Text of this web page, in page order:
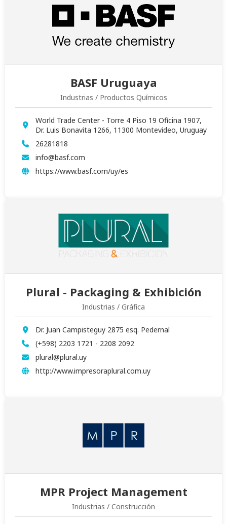
BASF Uruguaya
Industrias / Productos Químicos
World Trade Center - Torre 4 Piso 19 Oficina 1907,
Dr. Luis Bonavita 1266, 11300 Montevideo, Uruguay
26281818
info@basf.com
https://www.basf.com/uy/es
Plural - Packaging & Exhibición
Industrias / Gráfica
Dr. Juan Campisteguy 2875 esq. Pedernal
(+598) 2203 1721 - 2208 2092
plural@plural.uy
http://www.impresoraplural.com.uy
MPR Project Management
Industrias / Construcción